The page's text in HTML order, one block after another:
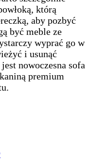
którą
aby pozbyć
być meble ze
wyprać go w
i usunąć
nowoczesna sofa
premium